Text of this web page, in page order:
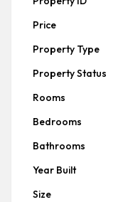
Price
Property Type
Property Status
Rooms
Bedrooms
Bathrooms
Year Built
Size